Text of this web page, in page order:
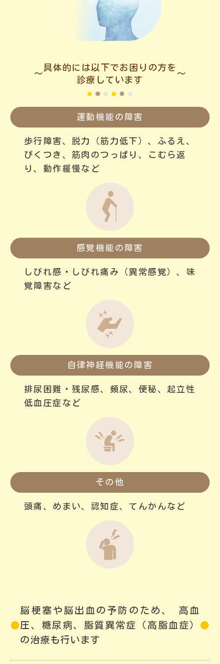
具体的には以下でお困りの方を
診療しています
運動機能の障害
歩行障害、脱力（筋力低下）、 ふるえ、
ぴくつき、筋肉のつっぱり、こむら返
り、動作緩慢など

感覚機能の障害
しびれ感・しびれ痛み
（異常感覚）、味
覚障害など

自律神経機能の障害
排尿困難・残尿感、頻尿、便秘、起立性
低血圧症など

その他
頭痛、めまい、認知症、てんかんなど

脳梗塞や脳出血の予防のため、 高血
圧、糖尿病、脂質異常症（高脂血症）
の治療も行います